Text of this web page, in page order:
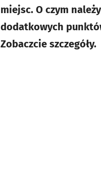
miejsc. O czym
dodatkowych
Zobaczcie szczegóły.